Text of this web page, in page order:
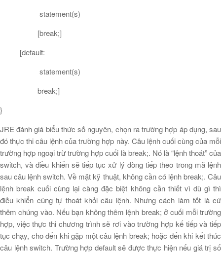
statement(s)
[break;]
[default:
statement(s)
break;]
}
JRE đánh giá biểu thức số nguyên, chọn ra trường hợp áp dụng, sau
đó thực thi câu lệnh của trường hợp này. Câu lệnh cuối cùng của mỗi
trường hợp ngoại trừ trường hợp cuối là break;. Nó là “lệnh thoát” của
switch, và điều khiển sẽ tiếp tục xử lý dòng tiếp theo trong mã lệnh
sau câu lệnh switch. Về mặt kỹ thuật, không cần có lệnh break;. Câu
lệnh break cuối cùng lại càng đặc biệt không cần thiết vì dù gì thì
điều khiển cũng tự thoát khỏi câu lệnh. Nhưng cách làm tốt là cứ
thêm chúng vào. Nếu bạn không thêm lệnh break; ở cuối mỗi trường
hợp, việc thực thi chương trình sẽ rơi vào trường hợp kế tiếp và tiếp
tục chạy, cho đến khi gặp một câu lệnh break; hoặc đến khi kết thúc
câu lệnh switch. Trường hợp default sẽ được thực hiện nếu giá trị số